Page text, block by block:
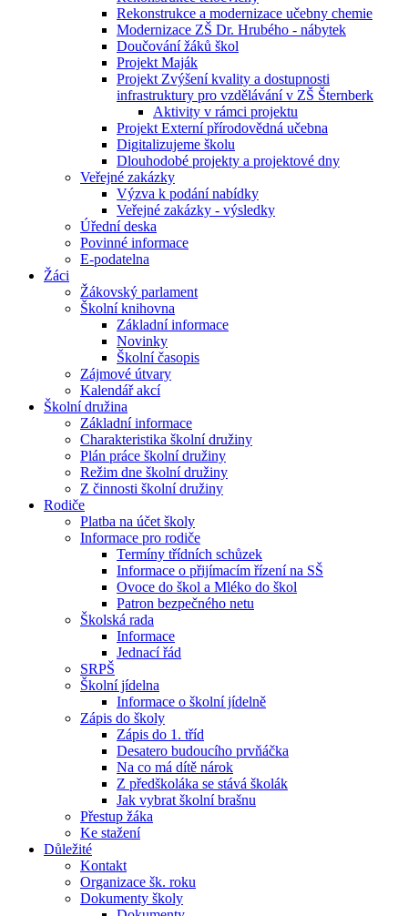
Rekonstrukce a modernizace učebny chemie
Modernizace ZŠ Dr. Hrubého - nábytek
Doučování žáků škol
Projekt Maják
Projekt Zvýšení kvality a dostupnosti
infrastruktury pro vzdělávání v ZŠ Šternberk
Aktivity v rámci projektu
Projekt Externí přírodovědná učebna
Digitalizujeme školu
Dlouhodobé projekty a projektové dny
Veřejné zakázky
Výzva k podání nabídky
Veřejné zakázky - výsledky
Úřední deska
Povinné informace
E-podatelna
Žáci
Žákovský parlament
Školní knihovna
Základní informace
Novinky
Školní časopis
Zájmové útvary
Kalendář akcí
Školní družina
Základní informace
Charakteristika školní družiny
Plán práce školní družiny
Režim dne školní družiny
Z činnosti školní družiny
Rodiče
Platba na účet školy
Informace pro rodiče
Termíny třídních schůzek
Informace o přijímacím řízení na SŠ
Ovoce do škol a Mléko do škol
Patron bezpečného netu
Školská rada
Informace
Jednací řád
SRPŠ
Školní jídelna
Informace o školní jídelně
Zápis do školy
Zápis do 1. tříd
Desatero budoucího prvňáčka
Na co má dítě nárok
Z předškoláka se stává školák
Jak vybrat školní brašnu
Přestup žáka
Ke stažení
Důležité
Kontakt
Organizace šk. roku
Dokumenty školy